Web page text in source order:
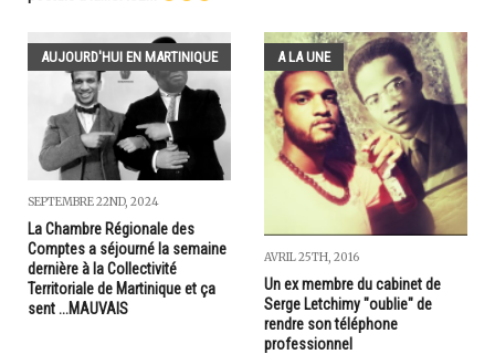
AUJOURD'HUI EN MARTINIQUE
SEPTEMBRE 22ND, 2024
La Chambre Régionale des
Comptes a séjourné la semaine
dernière à la Collectivité
Territoriale de Martinique et ça
sent ...MAUVAIS
A LA UNE
AVRIL 25TH, 2016
Un ex membre du cabinet de
Serge Letchimy "oublie" de
rendre son téléphone
professionnel